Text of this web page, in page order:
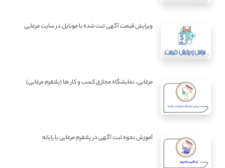
ویرایش قیمت آگهی ثبت شده با موبایل در سایت مرغابی
مرغابی، نمایشگاه مجازی کسب و کار ها (پلتفرم مرغابی)
آموزش نحوه ثبت آگهی در پلتفرم مرغابی با رایانه